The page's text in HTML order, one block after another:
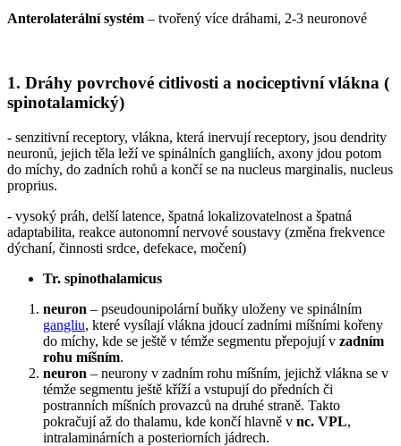
Anterolaterální systém – tvořený více dráhami, 2-3 neuronové
1. Dráhy povrchové citlivosti a nociceptivní vlákna (
spinotalamický)
- senzitivní receptory, vlákna, která inervují receptory, jsou dendrity
neuronů, jejich těla leží ve spinálních gangliích, axony jdou potom
do míchy, do zadních rohů a končí se na nucleus marginalis, nucleus
proprius.
- vysoký práh, delší latence, špatná lokalizovatelnost a špatná
adaptabilita, reakce autonomní nervové soustavy (změna frekvence
dýchaní, činnosti srdce, defekace, močení)
Tr. spinothalamicus
neuron – pseudounipolární buňky uloženy ve spinálním
gangliu, které vysílají vlákna jdoucí zadními míšními kořeny
do míchy, kde se ještě v témže segmentu přepojují v zadním
rohu míšním.
neuron – neurony v zadním rohu míšním, jejichž vlákna se v
témže segmentu ještě kříží a vstupují do předních či
postranních míšních provazců na druhé straně. Takto
pokračují až do thalamu, kde končí hlavně v nc. VPL,
intralaminárních a posteriorních jádrech.